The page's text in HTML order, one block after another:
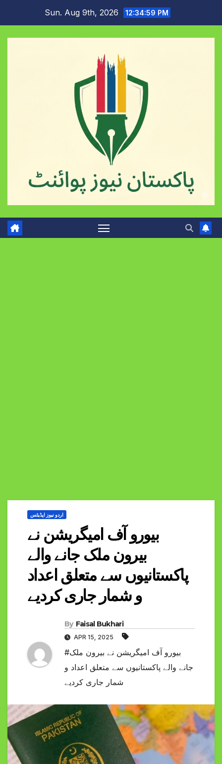
content
Sun. Aug 9th, 2026 12:35:00 PM
اردو نیوز اپڈیٹس
بیورو آف امیگریشن نے
بیرون ملک جانے والے
پاکستانیوں سے متعلق اعداد
و شمار جاری کردیے
By Faisal Bukhari
APR 15, 2025
#بیورو آف امیگریشن نے بیرون ملک
جانے والے پاکستانیوں سے متعلق اعداد و
شمار جاری کردیے